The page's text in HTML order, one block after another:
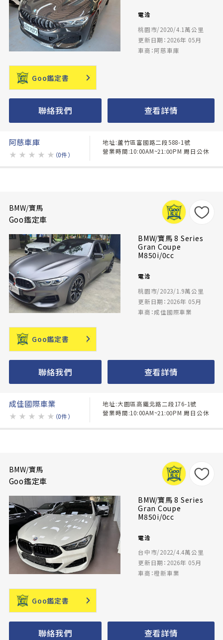
電洽
桃園市/2020/4.1萬公里
更新日期：2026年 05月
車商：阿慈車庫
Goo鑑定書
聯絡我們 查看詳情
阿慈車庫
★ ★ ★ ★ ★ （0件）
地址:蘆竹區富國路二段588-1號
營業時間:10:00AM~21:00PM 周日公休
BMW/寶馬
Goo鑑定車
BMW/寶馬 8 Series
Gran Coupe
M850i/0cc
電洽
桃園市/2023/1.9萬公里
更新日期：2026年 05月
車商：成佳國際車業
Goo鑑定書
聯絡我們 查看詳情
成佳國際車業
★ ★ ★ ★ ★ （0件）
地址:大園區高鐵北路二段176-1號
營業時間:10:00AM~21:00PM 周日公休
BMW/寶馬
Goo鑑定車
BMW/寶馬 8 Series
Gran Coupe
M850i/0cc
電洽
台中市/2022/4.4萬公里
更新日期：2026年 05月
車商：橙新車業
Goo鑑定書
聯絡我們 查看詳情